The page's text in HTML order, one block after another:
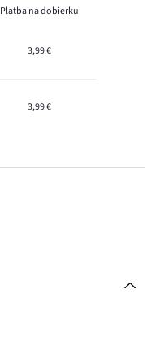
Platba na dobierku
3,99 €
3,99 €